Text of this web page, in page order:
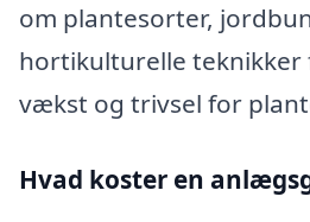
om plantesorter,
hortikulturelle teknikker
vækst og trivsel for
Hvad koster en